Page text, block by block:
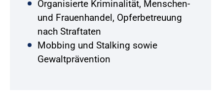
Organisierte Kriminalität, Menschen-
und Frauenhandel, Opferbetreuung
nach Straftaten
Mobbing und Stalking sowie
Gewaltprävention